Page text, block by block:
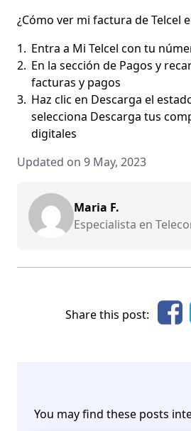
¿Cómo ver mi factura de Telcel
Entra a Mi Telcel con tu
En la sección de Pagos y
facturas y pagos
Haz clic en Descarga el
selecciona Descarga tus
digitales
Updated on 9 May, 2023
Maria F.
Especialista en
Share this post:
You may find these posts